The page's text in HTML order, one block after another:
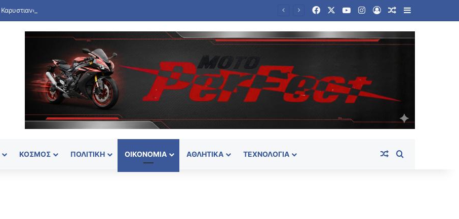
FacebookYouTubeInstagram
Log InRandom Article
Sidebar
ΚΌΣΜΟΣ ΠΟΛΙΤΙΚΉ ΟΙΚΟΝΟΜΊΑ ΑΘΛΗΤΙΚΆ ΤΕΧΝΟΛΟΓΊΑ Random Article